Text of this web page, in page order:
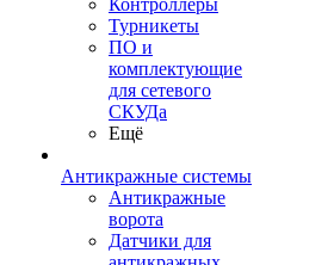
Контроллеры
Турникеты
ПО и
комплектующие
для сетевого
СКУДа
Ещё
Антикражные системы
Антикражные
ворота
Датчики для